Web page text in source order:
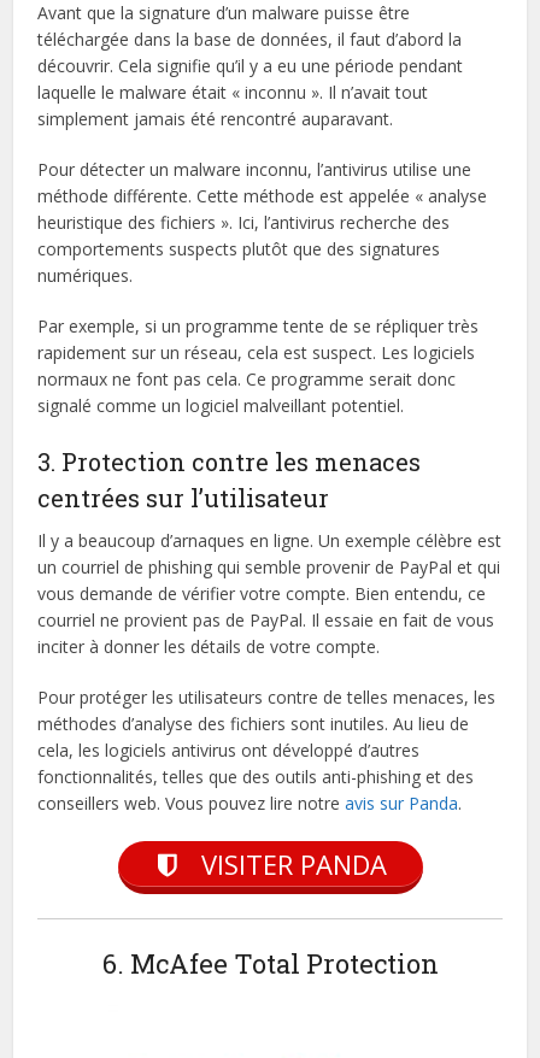
Avant que la signature d’un malware puisse être
téléchargée dans la base de données, il faut d’abord la
découvrir. Cela signifie qu’il y a eu une période pendant
laquelle le malware était « inconnu ». Il n’avait tout
simplement jamais été rencontré auparavant.
Pour détecter un malware inconnu, l’antivirus utilise une
méthode différente. Cette méthode est appelée « analyse
heuristique des fichiers ». Ici, l’antivirus recherche des
comportements suspects plutôt que des signatures
numériques.
Par exemple, si un programme tente de se répliquer très
rapidement sur un réseau, cela est suspect. Les logiciels
normaux ne font pas cela. Ce programme serait donc
signalé comme un logiciel malveillant potentiel.
3. Protection contre les menaces
centrées sur l’utilisateur
Il y a beaucoup d’arnaques en ligne. Un exemple célèbre est
un courriel de phishing qui semble provenir de PayPal et qui
vous demande de vérifier votre compte. Bien entendu, ce
courriel ne provient pas de PayPal. Il essaie en fait de vous
inciter à donner les détails de votre compte.
Pour protéger les utilisateurs contre de telles menaces, les
méthodes d’analyse des fichiers sont inutiles. Au lieu de
cela, les logiciels antivirus ont développé d’autres
fonctionnalités, telles que des outils anti-phishing et des
conseillers web. Vous pouvez lire notreavis sur Panda.
VISITER PANDA
6. McAfee Total Protection